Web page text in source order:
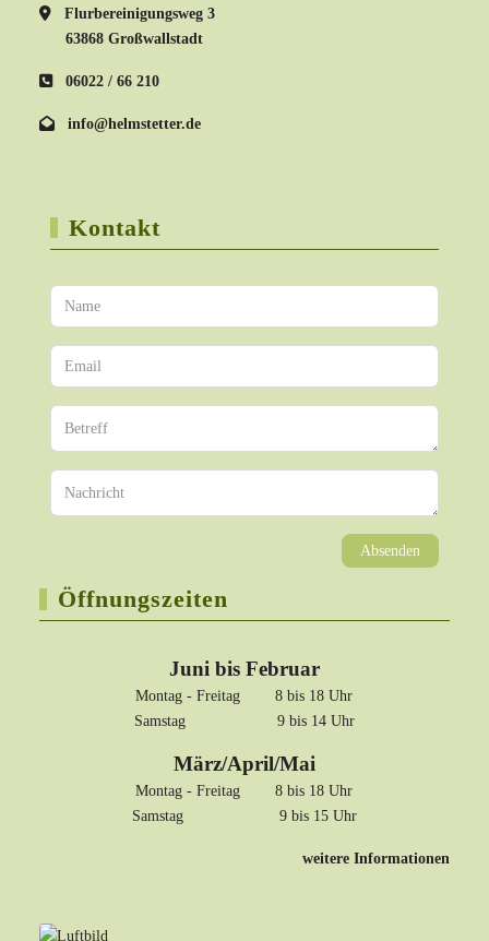
Flurbereinigungsweg 3
63868 Großwallstadt
06022 / 66 210
info@helmstetter.de
Kontakt
Absenden
Öffnungszeiten
Juni bis Februar
Montag - Freitag 8 bis 18 Uhr
Samstag 9 bis 14 Uhr
März/April/Mai
Montag - Freitag 8 bis 18 Uhr
Samstag 9 bis 15 Uhr
weitere Informationen